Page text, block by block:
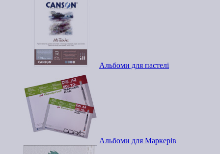
Альбоми для пастелі
Альбоми для Маркерів